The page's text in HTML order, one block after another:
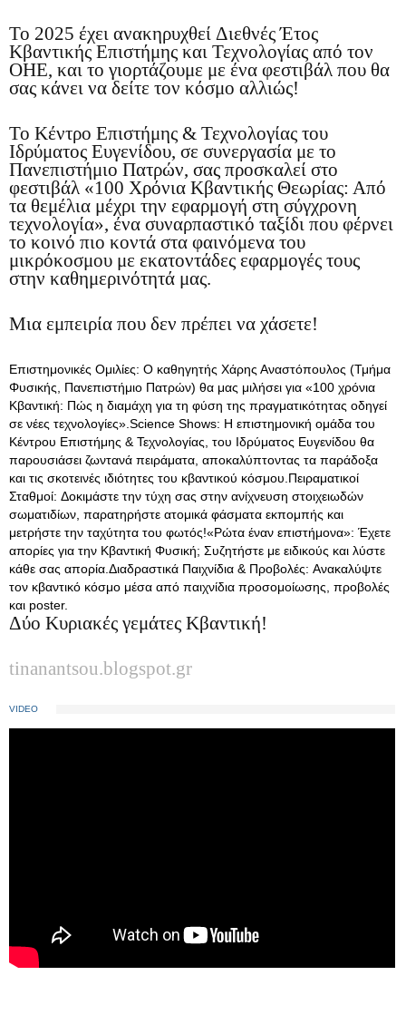
Το 2025 έχει ανακηρυχθεί Διεθνές Έτος
Κβαντικής Επιστήμης και Τεχνολογίας από τον
ΟΗΕ, και το γιορτάζουμε με ένα φεστιβάλ που θα
σας κάνει να δείτε τον κόσμο αλλιώς!
Το Κέντρο Επιστήμης & Τεχνολογίας του
Ιδρύματος Ευγενίδου, σε συνεργασία με το
Πανεπιστήμιο Πατρών, σας προσκαλεί στο
φεστιβάλ «100 Χρόνια Κβαντικής Θεωρίας: Από
τα θεμέλια μέχρι την εφαρμογή στη σύγχρονη
τεχνολογία», ένα συναρπαστικό ταξίδι που φέρνει
το κοινό πιο κοντά στα φαινόμενα του
μικρόκοσμου με εκατοντάδες εφαρμογές τους
στην καθημερινότητά μας.
Μια εμπειρία που δεν πρέπει να χάσετε!
Επιστημονικές Ομιλίες: Ο καθηγητής Χάρης Αναστόπουλος (Τμήμα
Φυσικής, Πανεπιστήμιο Πατρών) θα μας μιλήσει για «100 χρόνια
Κβαντική: Πώς η διαμάχη για τη φύση της πραγματικότητας οδηγεί
σε νέες τεχνολογίες».Science Shows: Η επιστημονική ομάδα του
Κέντρου Επιστήμης & Τεχνολογίας, του Ιδρύματος Ευγενίδου θα
παρουσιάσει ζωντανά πειράματα, αποκαλύπτοντας τα παράδοξα
και τις σκοτεινές ιδιότητες του κβαντικού κόσμου.Πειραματικοί
Σταθμοί: Δοκιμάστε την τύχη σας στην ανίχνευση στοιχειωδών
σωματιδίων, παρατηρήστε ατομικά φάσματα εκπομπής και
μετρήστε την ταχύτητα του φωτός!«Ρώτα έναν επιστήμονα»: Έχετε
απορίες για την Κβαντική Φυσική; Συζητήστε με ειδικούς και λύστε
κάθε σας απορία.Διαδραστικά Παιχνίδια & Προβολές: Ανακαλύψτε
τον κβαντικό κόσμο μέσα από παιχνίδια προσομοίωσης, προβολές
και poster.
Δύο Κυριακές γεμάτες Κβαντική!
tinanantsou.blogspot.gr
VIDEO